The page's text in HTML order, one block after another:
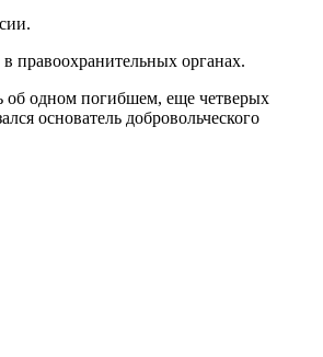
правоохранительных органах.
об одном погибшем, еще четверых
основатель добровольческого